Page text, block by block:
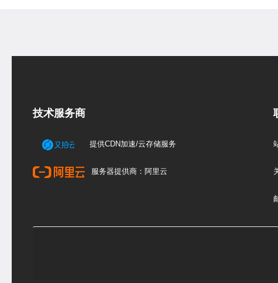
技术服务商
提供CDN加速/云存储服务
服务器提供商：阿里云